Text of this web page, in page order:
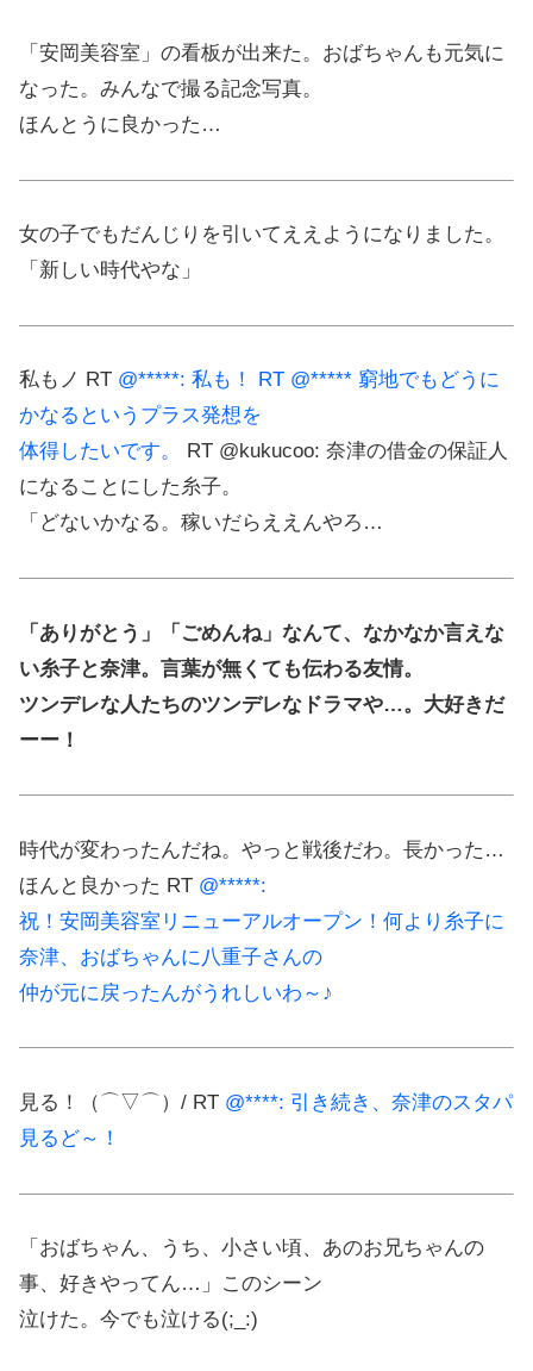
「安岡美容室」の看板が出来た。おばちゃんも元気に
なった。みんなで撮る記念写真。
ほんとうに良かった…
女の子でもだんじりを引いてええようになりました。
「新しい時代やな」
私もノ RT @*****: 私も！ RT @***** 窮地でもどうに
かなるというプラス発想を
体得したいです。
RT @kukucoo: 奈津の借金の保証人
になることにした糸子。
「どないかなる。稼いだらええんやろ…
「ありがとう」「ごめんね」なんて、なかなか言えな
い糸子と奈津。言葉が無くても伝わる友情。
ツンデレな人たちのツンデレなドラマや…。大好きだ
ーー！
時代が変わったんだね。やっと戦後だわ。長かった…
ほんと良かった RT @*****:
祝！安岡美容室リニューアルオープン！何より糸子に
奈津、おばちゃんに八重子さんの
仲が元に戻ったんがうれしいわ～♪
見る！（⌒▽⌒）/ RT @****: 引き続き、奈津のスタパ
見るど～！
「おばちゃん、うち、小さい頃、あのお兄ちゃんの
事、好きやってん…」このシーン
泣けた。今でも泣ける(;_:)